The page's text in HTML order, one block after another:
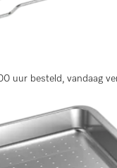
uur besteld, vandaag